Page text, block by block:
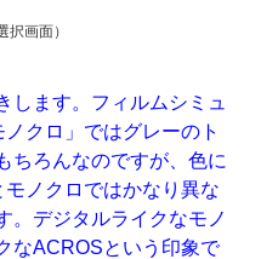
択画面）
ます。フィルムシミュ
クロ」ではグレーのト
ちろんなのですが、色に
ノクロではかなり異な
。デジタルライクなモノ
なACROSという印象で